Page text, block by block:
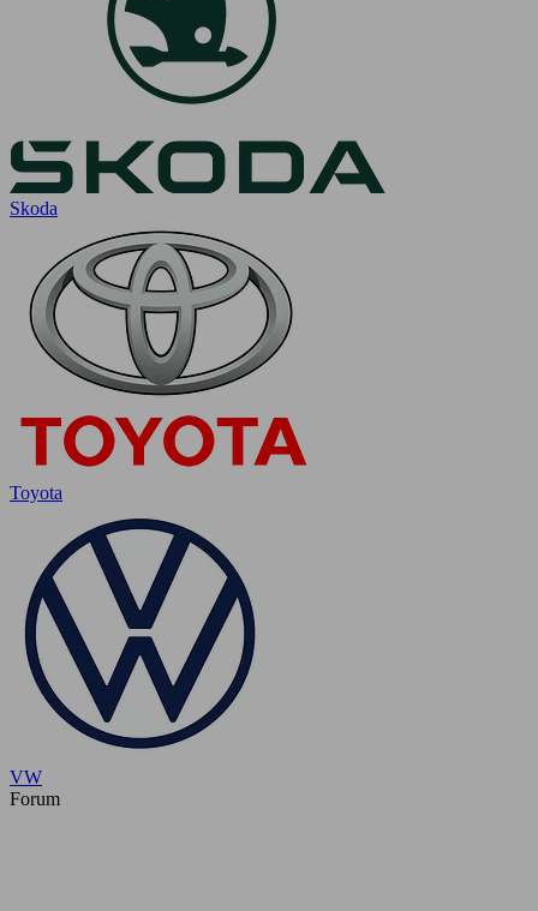
Skoda
Toyota
VW
Forum